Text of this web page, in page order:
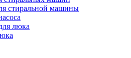
стиральной машины
люка